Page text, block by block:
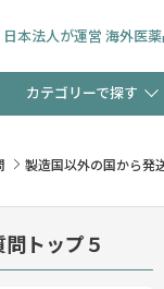
日本法人が運営 海外医
カテゴリーで探す
【
製造国以外の国から発
トップ５